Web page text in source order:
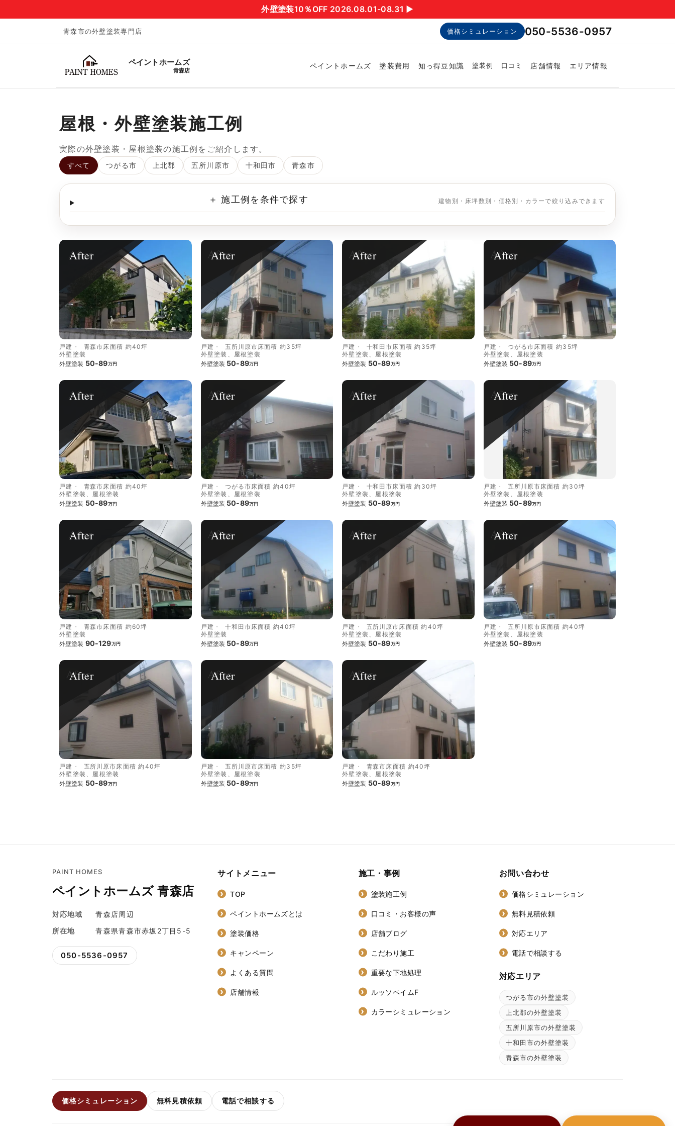
外壁塗装10％OFF 2026.08.01-08.31 ▶︎
青森市の外壁塗装専門店 価格シミュレーション 050-5536-0957
ペイントホームズ
青森店
ペイントホームズ 塗装費用 知っ得豆知識 塗装例 口コミ 店舗情報 エリア情報
屋根・外壁塗装施工例
実際の外壁塗装・屋根塗装の施工例をご紹介します。
すべて つがる市 上北郡 五所川原市 十和田市 青森市
＋ 施工例を条件で探す 建物別・床坪数別・価格別・カラーで絞り込みできます
After
戸建 青森市床面積 約40坪
外壁塗装
外壁塗装 50-89万円
After
戸建 五所川原市床面積 約35坪
外壁塗装、屋根塗装
外壁塗装 50-89万円
After
戸建 十和田市床面積 約35坪
外壁塗装、屋根塗装
外壁塗装 50-89万円
After
戸建 つがる市床面積 約35坪
外壁塗装、屋根塗装
外壁塗装 50-89万円
After
戸建 青森市床面積 約40坪
外壁塗装、屋根塗装
外壁塗装 50-89万円
After
戸建 つがる市床面積 約40坪
外壁塗装、屋根塗装
外壁塗装 50-89万円
After
戸建 十和田市床面積 約30坪
外壁塗装、屋根塗装
外壁塗装 50-89万円
After
戸建 五所川原市床面積 約30坪
外壁塗装、屋根塗装
外壁塗装 50-89万円
After
戸建 青森市床面積 約60坪
外壁塗装
外壁塗装 90-129万円
After
戸建 十和田市床面積 約40坪
外壁塗装
外壁塗装 50-89万円
After
戸建 五所川原市床面積 約40坪
外壁塗装、屋根塗装
外壁塗装 50-89万円
After
戸建 五所川原市床面積 約40坪
外壁塗装、屋根塗装
外壁塗装 50-89万円
After
戸建 五所川原市床面積 約40坪
外壁塗装、屋根塗装
外壁塗装 50-89万円
After
戸建 五所川原市床面積 約35坪
外壁塗装、屋根塗装
外壁塗装 50-89万円
After
戸建 青森市床面積 約40坪
外壁塗装、屋根塗装
外壁塗装 50-89万円
PAINT HOMES
ペイントホームズ 青森店
対応地域
青森店周辺
所在地
青森県青森市赤坂2丁目5-5
050-5536-0957
サイトメニュー
TOP
ペイントホームズとは
塗装価格
キャンペーン
よくある質問
店舗情報
施工・事例
塗装施工例
口コミ・お客様の声
店舗ブログ
こだわり施工
重要な下地処理
ルッソペイムF
カラーシミュレーション
お問い合わせ
価格シミュレーション
無料見積依頼
対応エリア
電話で相談する
対応エリア
つがる市の外壁塗装
上北郡の外壁塗装
五所川原市の外壁塗装
十和田市の外壁塗装
青森市の外壁塗装
価格シミュレーション 無料見積依頼 電話で相談する